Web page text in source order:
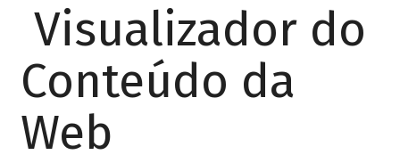
Visualizador do
Conteúdo da
Web